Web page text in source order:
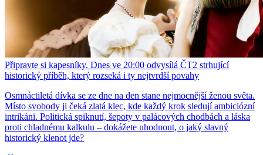
Připravte si kapesníky. Dnes ve 20:00 odvysílá ČT2 strhující
historický příběh, který rozseká i ty nejtvrdší povahy
Osmnáctiletá dívka se ze dne na den stane nejmocnější ženou světa.
Místo svobody ji čeká zlatá klec, kde každý krok sledují ambiciózní
intrikáni. Politická spiknutí, šepoty v palácových chodbách a láska
proti chladnému kalkulu – dokážete uhodnout, o jaký slavný
historický klenot jde?